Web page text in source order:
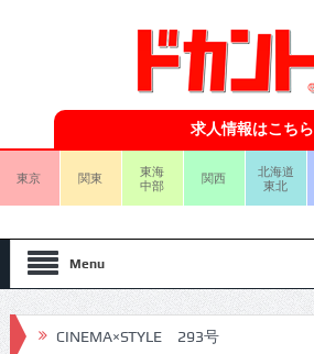
求人情報はこちら
東京 関東
東海
中部
関西
北海道
東北
Menu
CINEMA×STYLE 293号